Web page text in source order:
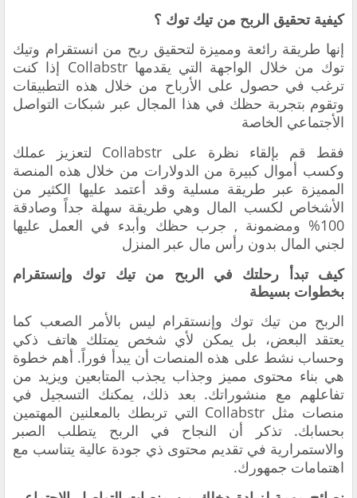
كيفية تحقيق الربح من تيك توك ؟
إنها طريقة رائعة ومميزة لتحقيق ربح من انستقرام وتيك
توك من خلال الواجهة التي يقدمها Collabstr إذا كنت
ترغب في حصول على الأرباح من خلال هذه التطبيقات
وتقوم بتجربة حظك في هذا المجال عبر شبكات التواصل
الأجتماعي الخاصة
فقط قم بإلقاء نظرة على Collabstr لتعزيز عملك
وكسب أموال كبيرة من الدولارات من خلال هذه المنصة
المميزة عبر طريقة مسلية وقد أعتمد عليها الكثير من
الأشخاص لكسب المال وهي طريقة سهلة جداً وصادقة
100% ومضمونة , جرب حظك وأبدء في العمل عليها
لجني المال بدون رأس مال عبر المنزل
كيف تبدأ رحلتك في الربح من تيك توك وإنستقرام
بخطوات بسيطة
الربح من تيك توك وإنستقرام ليس بالأمر الصعب كما
يعتقد البعض، بل يمكن لأي شخص يمتلك هاتف ذكي
وحساب نشط على هذه المنصات أن يبدأ فوراً. أهم خطوة
هي بناء محتوى مميز وجذاب يجذب المتابعين ويزيد من
تفاعلهم مع منشوراتك. بعد ذلك، يمكنك التسجيل في
منصات مثل Collabstr التي تربطك بالمعلنين المهتمين
بحسابك. تذكر أن النجاح في الربح يتطلب الصبر
والاستمرارية في تقديم محتوى ذي جودة عالية يتناسب مع
اهتمامات جمهورك.